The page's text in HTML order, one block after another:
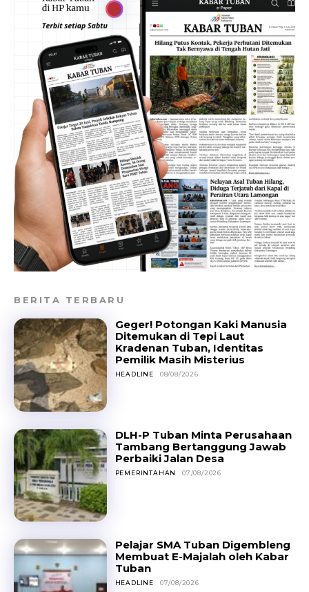
BERITA TERBARU
Geger! Potongan Kaki Manusia
Ditemukan di Tepi Laut
Kradenan Tuban, Identitas
Pemilik Masih Misterius
HEADLINE 08/08/2026
DLH-P Tuban Minta Perusahaan
Tambang Bertanggung Jawab
Perbaiki Jalan Desa
PEMERINTAHAN 07/08/2026
Pelajar SMA Tuban Digembleng
Membuat E-Majalah oleh Kabar
Tuban
HEADLINE 07/08/2026